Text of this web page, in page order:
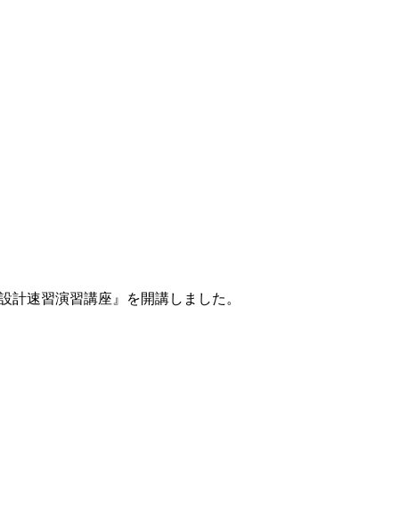
計速習演習講座』を開講しました。